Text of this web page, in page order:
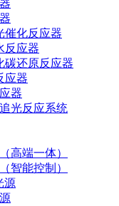
催化反应器
反应器
碳还原反应器
应器
器
光反应系统
高端一体）
智能控制）
源